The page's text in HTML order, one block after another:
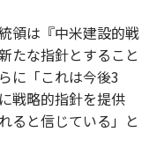
領は『中米建設的戦
たな指針とすること
に「これは今後3
戦略的指針を提供
ると信じている」と